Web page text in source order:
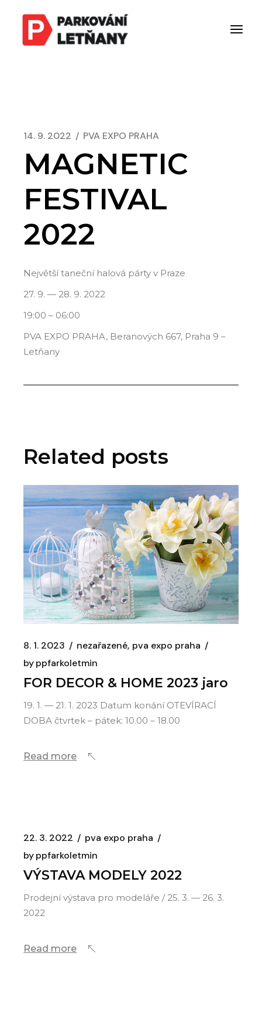
content
14. 9. 2022 PVA EXPO PRAHA
MAGNETIC
FESTIVAL
2022
Největší taneční halová párty v Praze
27. 9. — 28. 9. 2022
19:00 – 06:00
PVA EXPO PRAHA, Beranových 667, Praha 9 –
Letňany
Related posts
8. 1. 2023 nezařazené pva expo praha
byppfarkoletmin
FOR DECOR & HOME 2023 jaro
19. 1. — 21. 1. 2023 Datum konání OTEVÍRACÍ
DOBA čtvrtek – pátek: 10.00 – 18.00
Read more
22. 3. 2022
pva expo praha
byppfarkoletmin
VÝSTAVA MODELY 2022
Prodejní výstava pro modeláře / 25. 3. — 26. 3.
2022
Read more